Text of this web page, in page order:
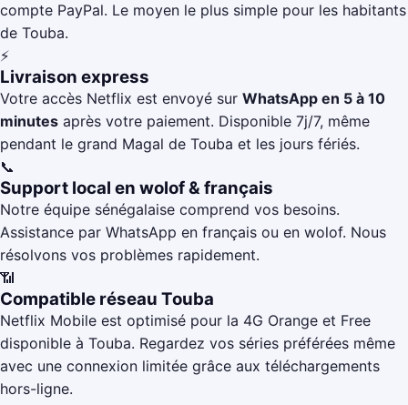
compte PayPal. Le moyen le plus simple pour les habitants
de Touba.
⚡
Livraison express
Votre accès Netflix est envoyé sur WhatsApp en 5 à 10
minutes après votre paiement. Disponible 7j/7, même
pendant le grand Magal de Touba et les jours fériés.
📞
Support local en wolof & français
Notre équipe sénégalaise comprend vos besoins.
Assistance par WhatsApp en français ou en wolof. Nous
résolvons vos problèmes rapidement.
📶
Compatible réseau Touba
Netflix Mobile est optimisé pour la 4G Orange et Free
disponible à Touba. Regardez vos séries préférées même
avec une connexion limitée grâce aux téléchargements
hors-ligne.